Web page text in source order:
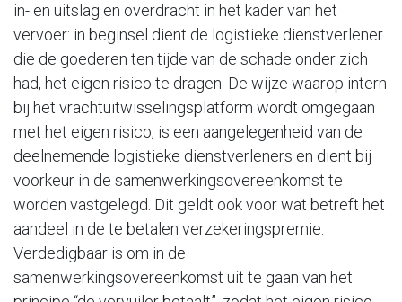
in- en uitslag en overdracht in het kader van het
vervoer: in beginsel dient de logistieke dienstverlener
die de goederen ten tijde van de schade onder zich
had, het eigen risico te dragen. De wijze waarop intern
bij het vrachtuitwisselingsplatform wordt omgegaan
met het eigen risico, is een aangelegenheid van de
deelnemende logistieke dienstverleners en dient bij
voorkeur in de samenwerkingsovereenkomst te
worden vastgelegd. Dit geldt ook voor wat betreft het
aandeel in de te betalen verzekeringspremie.
Verdedigbaar is om in de
samenwerkingsovereenkomst uit te gaan van het